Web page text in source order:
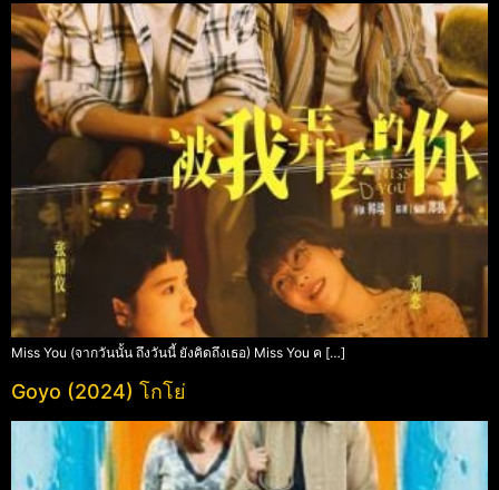
Miss You (จากวันนั้น ถึงวันนี้ ยังคิดถึงเธอ) Miss You ค […]
Goyo (2024) โกโย่